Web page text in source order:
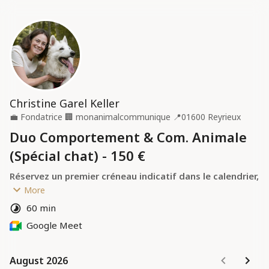
Christine Garel Keller
💼 Fondatrice 🏢 monanimalcommunique 📍01600 Reyrieux
Duo Comportement & Com. Animale
(Spécial chat) - 150 €
Réservez un premier créneau indicatif dans le calendrier,
nous validerons ensemble la date et l'horaire définitifs
selon nos disponibilités communes.
Une séance croisée pour bien comprendre votre chat :
More
60 min
Google Meet
August 2026
August 2026